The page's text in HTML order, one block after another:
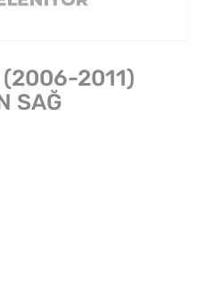
(2006-2011)
SAĞ